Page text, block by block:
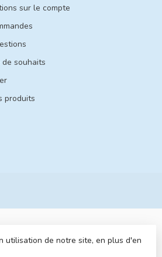
sur le compte
souhaits
produits
utilisation de notre site, en plus d'en